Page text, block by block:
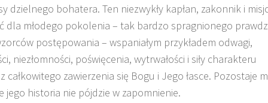
dzielnego bohatera. Ten niezwykły kapłan, zakonnik i
dla młodego pokolenia – tak bardzo spragnionego
postępowania – wspaniałym przykładem odwagi,
niezłomności, poświęcenia, wytrwałości i siły charakteru
całkowitego zawierzenia się Bogu i Jego łasce. Pozostaje
jego historia nie pójdzie w zapomnienie.